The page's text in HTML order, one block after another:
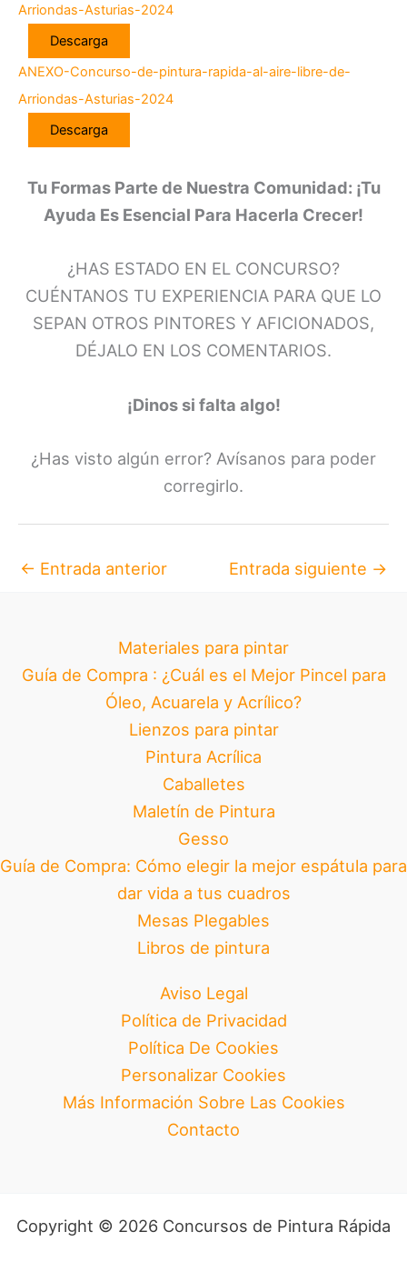
Arriondas-Asturias-2024
Descarga
ANEXO-Concurso-de-pintura-rapida-al-aire-libre-de-
Arriondas-Asturias-2024
Descarga
Tu Formas Parte de Nuestra Comunidad: ¡Tu
Ayuda Es Esencial Para Hacerla Crecer!
¿HAS ESTADO EN EL CONCURSO?
CUÉNTANOS TU EXPERIENCIA PARA QUE LO
SEPAN OTROS PINTORES Y AFICIONADOS,
DÉJALO EN LOS COMENTARIOS.
¡Dinos si falta algo!
¿Has visto algún error? Avísanos para poder
corregirlo.
← Entrada anterior Entrada siguiente →
Materiales para pintar
Guía de Compra : ¿Cuál es el Mejor Pincel para
Óleo, Acuarela y Acrílico?
Lienzos para pintar
Pintura Acrílica
Caballetes
Maletín de Pintura
Gesso
Guía de Compra: Cómo elegir la mejor espátula para
dar vida a tus cuadros
Mesas Plegables
Libros de pintura
Aviso Legal
Política de Privacidad
Política De Cookies
Personalizar Cookies
Más Información Sobre Las Cookies
Contacto
Copyright © 2026 Concursos de Pintura Rápida